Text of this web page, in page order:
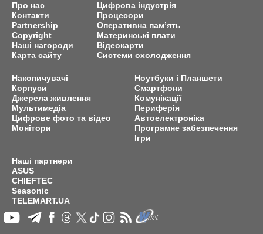
Про нас
Контакти
Partnership
Copyright
Наші нагороди
Карта сайту
Цифрова індустрія
Процесори
Оперативна пам’ять
Материнські плати
Відеокарти
Системи охолодження
Накопичувачі
Корпуси
Джерела живлення
Мультимедіа
Цифрове фото та відео
Монітори
Ноутбуки і Планшети
Смартфони
Комунікації
Периферія
Автоелектроніка
Програмне забезпечення
Ігри
Наші партнери
ASUS
CHIEFTEC
Seasonic
TELEMART.UA